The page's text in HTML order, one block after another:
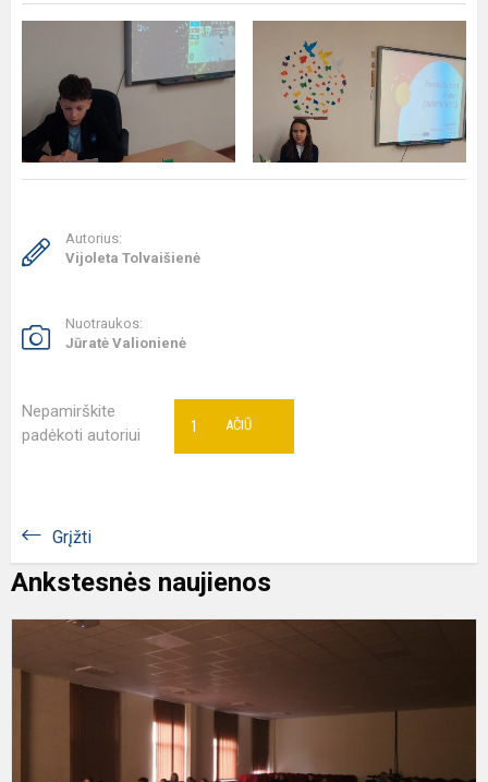
Autorius:
Vijoleta Tolvaišienė
Nuotraukos:
Jūratė Valionienė
Nepamirškite
padėkoti autoriui
AČIŪ
1
Grįžti
Ankstesnės naujienos